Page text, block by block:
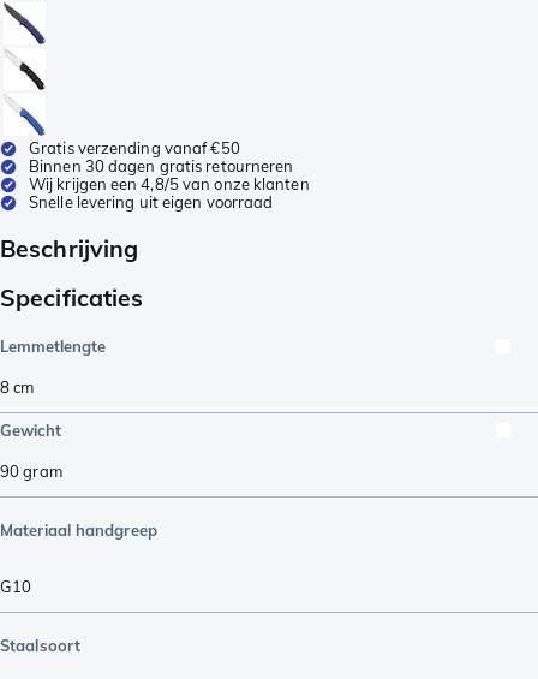
Gratis verzending vanaf €50
Binnen 30 dagen gratis retourneren
Wij krijgen een 4,8/5 van onze klanten
Snelle levering uit eigen voorraad
Beschrijving
Specificaties
Lemmetlengte
8cm
Gewicht
90gram
Materiaal handgreep
G10
Staalsoort